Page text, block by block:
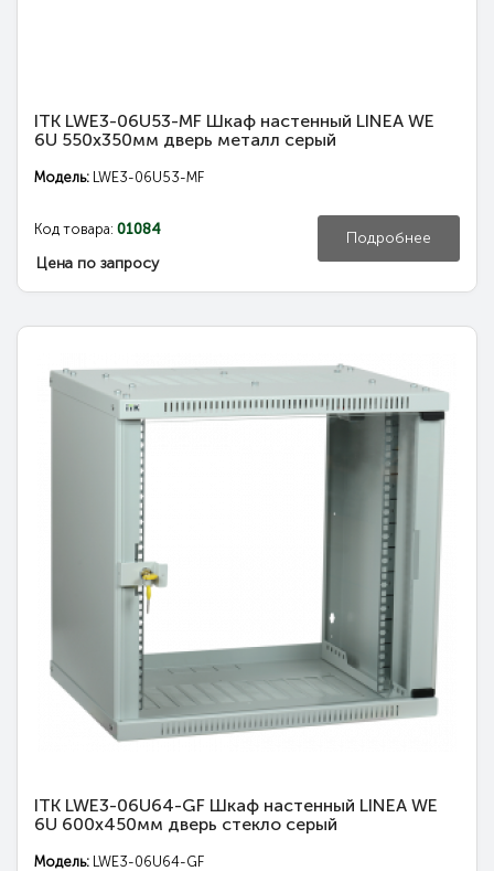
ITK LWE3-06U53-MF Шкаф настенный LINEA WE
6U 550x350мм дверь металл серый
Модель: LWE3-06U53-MF
Код товара: 01084
Цена по запросу
Подробнее
ITK LWE3-06U64-GF Шкаф настенный LINEA WE
6U 600x450мм дверь стекло серый
Модель: LWE3-06U64-GF